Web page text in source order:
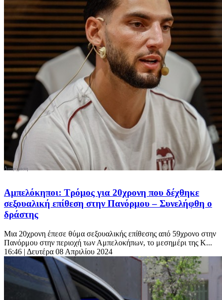
Αμπελόκηποι: Τρόμος για 20χρονη που δέχθηκε
σεξουαλική επίθεση στην Πανόρμου – Συνελήφθη ο
δράστης
Μια 20χρονη έπεσε θύμα σεξουαλικής επίθεσης από 59χρονο στην
Πανόρμου στην περιοχή των Αμπελοκήπων, το μεσημέρι της Κ...
16:46 | Δευτέρα 08 Απριλίου 2024